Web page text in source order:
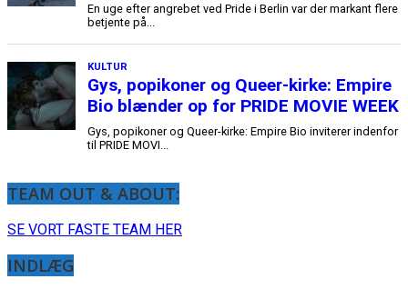
En uge efter angrebet ved Pride i Berlin var der markant flere
betjente på...
KULTUR
Gys, popikoner og Queer-kirke: Empire
Bio blænder op for PRIDE MOVIE WEEK
Gys, popikoner og Queer-kirke: Empire Bio inviterer indenfor
til PRIDE MOVI...
TEAM OUT & ABOUT:
SE VORT FASTE TEAM HER
INDLÆG